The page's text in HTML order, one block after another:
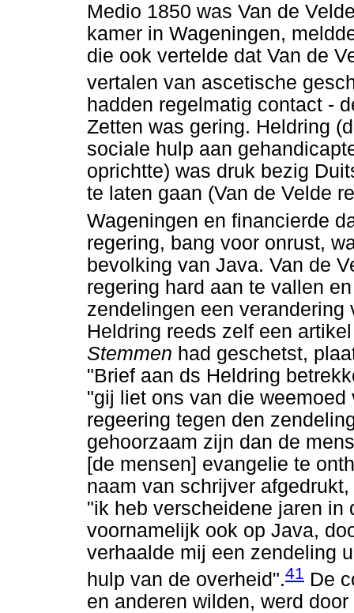
Medio 1850 was Van de
kamer in Wageningen,
die ook vertelde dat Van de
vertalen van ascetische
hadden regelmatig contact -
Zetten was gering. Heldring
sociale hulp aan
oprichtte) was druk bezig
te laten gaan (Van de Velde
Wageningen en financierde
regering, bang voor onrust,
bevolking van Java. Van de
regering hard aan te vallen
zendelingen een
Heldring reeds zelf een
Stemmen had geschetst,
"Brief aan ds Heldring
"gij liet ons van die
regeering tegen den
gehoorzaam zijn dan de
[de mensen] evangelie te
naam van schrijver
"ik heb verscheidene jaren in
voornamelijk ook op Java,
verhaalde mij een zendeling
hulp van de overheid".41 De
en anderen wilden, werd